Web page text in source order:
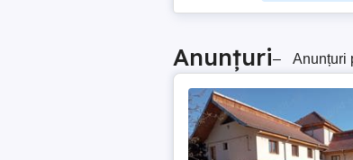
Anunțuri– Anunțuri